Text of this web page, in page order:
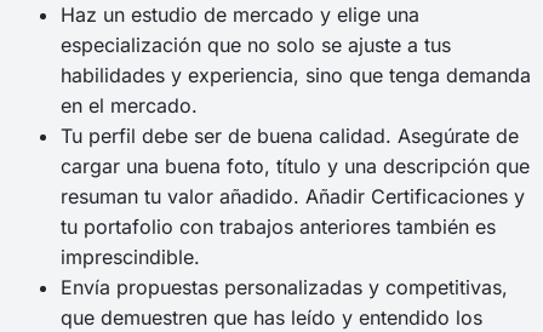
Haz un estudio de mercado y elige una
especialización que no solo se ajuste a tus
habilidades y experiencia, sino que tenga demanda
en el mercado.
Tu perfil debe ser de buena calidad. Asegúrate de
cargar una buena foto, título y una descripción que
resuman tu valor añadido. Añadir Certificaciones y
tu portafolio con trabajos anteriores también es
imprescindible.
Envía propuestas personalizadas y competitivas,
que demuestren que has leído y entendido los